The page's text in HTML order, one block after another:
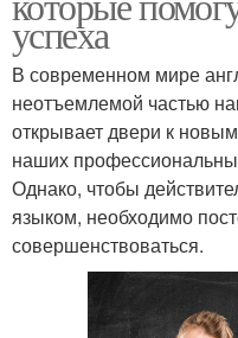
успеха
В современном мире
неотъемлемой частью
открывает двери к
наших
Однако, чтобы
языком, необходимо
совершенствоваться.